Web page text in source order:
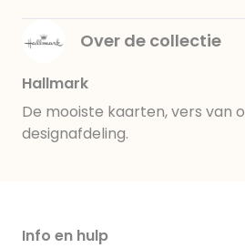
Over de collectie
Hallmark
De mooiste kaarten, vers van
designafdeling.
Info en hulp